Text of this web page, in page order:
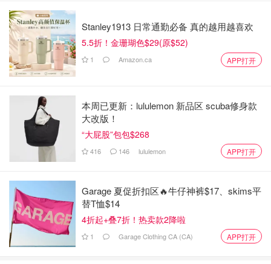
（图片来自edebiyathaber，版权属于原作者）
画、更不要做笔记（可以适度highlight）。
Stanley1913 日常通勤必备 真的越用越喜欢
5.5折！金珊瑚色$29(原$52)
1 Amazon.ca APP打开
本周已更新：lululemon 新品区 scuba修身款
大改版！
“大屁股”包包$268
416 146 lululemon APP打开
Garage 夏促折扣区🔥牛仔神裤$17、skims平
替T恤$14
4折起+叠7折！热卖款2降啦
1 Garage Clothing CA (CA) APP打开